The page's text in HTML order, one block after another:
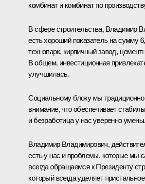
комбинат и комбинат по
В сфере строительства, Владимир
есть хороший показатель на сумму
технопарк, кирпичный завод,
В общем, инвестиционная
улучшилась.
Социальному блоку мы
внимание, что обеспечивает
и безработица у нас уверенно
Владимир Владимирович,
есть у нас и проблемы, которые
всегда обращаемся к Президенту
который всегда уделяет